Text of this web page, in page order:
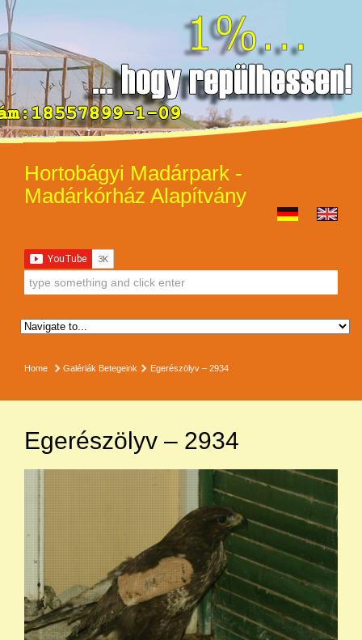
Hortobágyi Madárpark -
Madárkórház Alapítvány
Home Galériák Betegeink Egerészölyv – 2934
Egerészölyv – 2934